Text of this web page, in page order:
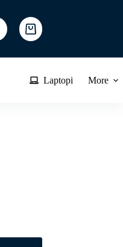
Shopping
cart
Laptopi More